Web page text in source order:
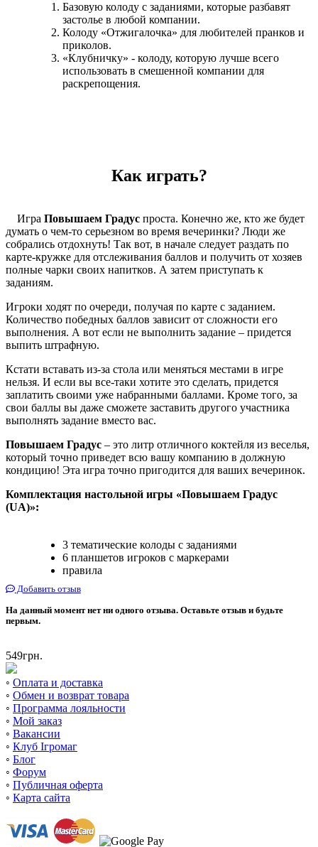
Базовую колоду с заданиями, которые разбавят
застолье в любой компании.
Колоду «Отжигалочка» для любителей пранков и
приколов.
«Клубничку» - колоду, которую лучше всего
использовать в смешенной компании для
раскрепощения.
Как играть?
Игра Повышаем Градус проста. Конечно же, кто же будет
думать о чем-то серьезном во время вечеринки? Люди же
собрались отдохнуть! Так вот, в начале следует раздать по
карте-кружке для отслеживания баллов и получить от хозяев
полные чарки своих напитков. А затем приступать к
заданиям.
Игроки ходят по очереди, получая по карте с заданием.
Количество победных баллов зависит от сложности его
выполнения. А вот если не выполнить задание – придется
выпить штрафную.
Кстати вставать из-за стола или меняться местами в игре
нельзя. И если вы все-таки хотите это сделать, придется
заплатить своими уже набранными баллами. Кроме того, за
свои баллы вы даже сможете заставить другого участника
выполнять задание вместо вас.
Повышаем Градус – это литр отличного коктейля из веселья,
который точно приведет всю вашу компанию в должную
кондицию! Эта игра точно пригодится для ваших вечеринок.
Комплектация настольной игры «Повышаем Градус
(UA)»:
3 тематические колоды с заданиями
6 планшетов игроков с маркерами
правила
Добавить отзыв
На данный момент нет ни одного отзыва. Оставьте отзыв и будьте
первым.
549грн.
◦ Оплата и доставка
◦ Обмен и возврат товара
◦ Программа лояльности
◦ Мой заказ
◦ Вакансии
◦ Клуб Ігромаг
◦ Блог
◦ Форум
◦ Публичная оферта
◦ Карта сайта